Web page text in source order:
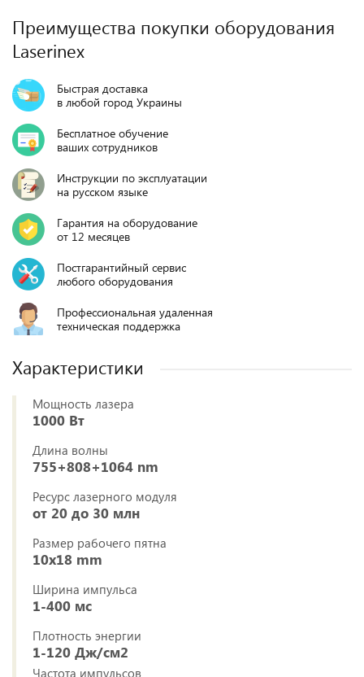
Преимущества покупки оборудования
Laserinex
Быстрая доставка
в любой город Украины
Бесплатное обучение
ваших сотрудников
Инструкции по эксплуатации
на русском языке
Гарантия на оборудование
от 12 месяцев
Постгарантийный сервис
любого оборудования
Профессиональная удаленная
техническая поддержка
Характеристики
Мощность лазера
1000 Вт
Длина волны
755+808+1064 nm
Ресурс лазерного модуля
от 20 до 30 млн
Размер рабочего пятна
10x18 mm
Ширина импульса
1-400 мс
Плотность энергии
1-120 Дж/см2
Частота импульсов